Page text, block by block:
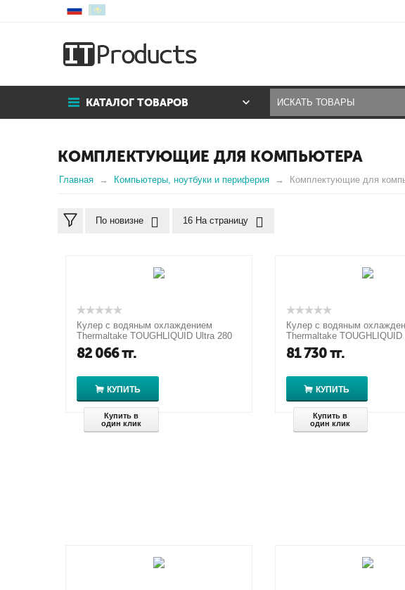
КАТАЛОГ ТОВАРОВ
КОМПЛЕКТУЮЩИЕ ДЛЯ КОМПЬЮТЕРА
Главная Компьютеры, ноутбуки и периферия Комплектующие для
По новизне 16 На страницу
Кулер с водяным охлаждением
Thermaltake TOUGHLIQUID Ultra 280
All-In-One Liquid Cooler
82 066тг.
КУПИТЬ
Купить в
один клик
Кулер с водяным
Thermaltake TOUGHLIQUID
RGB All-In-One Liquid Cooler
81 730тг.
КУПИТЬ
Купить в
один клик